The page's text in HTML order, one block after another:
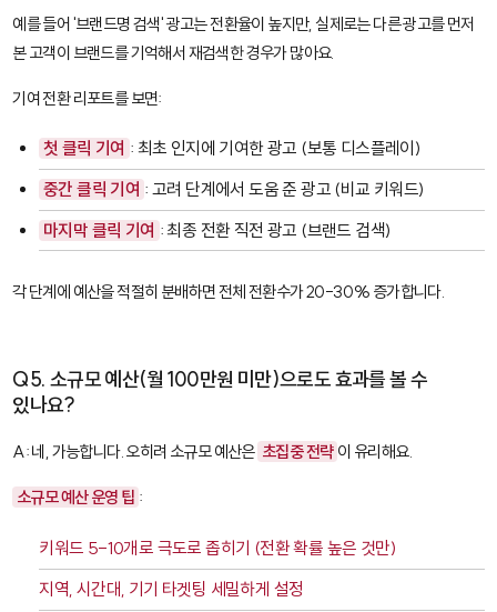
예를 들어 '브랜드명 검색' 광고는 전환율이 높지만, 실제로는 다른 광고를 먼저
본 고객이 브랜드를 기억해서 재검색한 경우가 많아요.
기여 전환 리포트를 보면:
첫 클릭 기여 : 최초 인지에 기여한 광고 (보통 디스플레이)
중간 클릭 기여 : 고려 단계에서 도움 준 광고 (비교 키워드)
마지막 클릭 기여 : 최종 전환 직전 광고 (브랜드 검색)
각 단계에 예산을 적절히 분배하면 전체 전환수가 20-30% 증가합니다.
Q5. 소규모 예산(월 100만원 미만)으로도 효과를 볼 수
있나요?
A: 네, 가능합니다. 오히려 소규모 예산은 초집중 전략 이 유리해요.
소규모 예산 운영 팁 :
키워드 5-10개로 극도로 좁히기 (전환 확률 높은 것만)
지역, 시간대, 기기 타겟팅 세밀하게 설정